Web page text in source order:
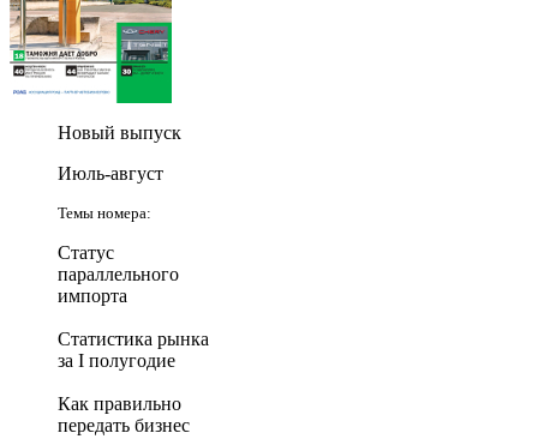
Новый выпуск
Июль-август
Темы номера:
Статус
параллельного
импорта
Статистика рынка
за I полугодие
Как правильно
передать бизнес